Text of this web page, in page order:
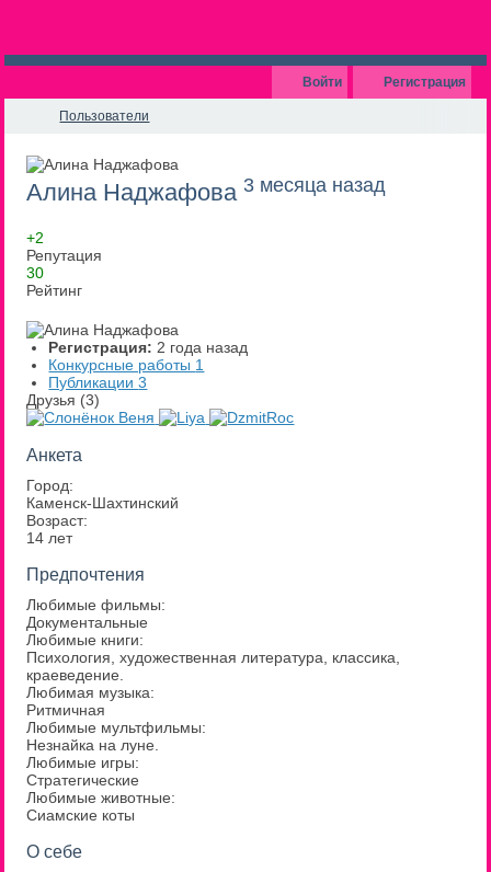
Войти Регистрация
Пользователи
Алина Наджафова 3 месяца назад
+2
Репутация
30
Рейтинг
Регистрация: 2 года назад
Конкурсные работы 1
Публикации3
Друзья (3)
Анкета
Город:
Каменск-Шахтинский
Возраст:
14 лет
Предпочтения
Любимые фильмы:
Документальные
Любимые книги:
Психология, художественная литература, классика,
краеведение.
Любимая музыка:
Ритмичная
Любимые мультфильмы:
Незнайка на луне.
Любимые игры:
Стратегические
Любимые животные:
Сиамские коты
О себе